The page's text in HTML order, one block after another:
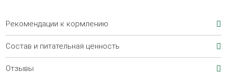
Рекомендации к кормлению
Состав и питательная ценность
Отзывы